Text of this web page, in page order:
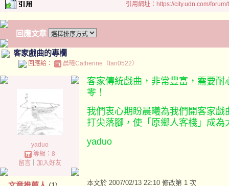
引用網址：https://city.udn.com/
回應文章
客家戲曲的專欄
回應給： 晨曦Catherine（fan0522）
yaduo
等級：8
留言｜ 加入好友
客家傳統戲曲，非常豐富，需要
零！
我們衷心期盼晨曦為我們開客家
打尖落腳，使「原鄉人客棧」成為
yaduo
本文於 2007/02/13 22:10 修改第 1 次